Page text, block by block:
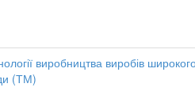
виробництва виробів
(ТМ)